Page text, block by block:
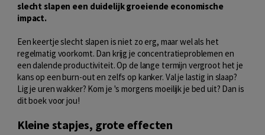
slecht slapen een duidelijk groeiende economische
impact.
Een keertje slecht slapen is niet zo erg, maar wel als het
regelmatig voorkomt. Dan krijg je concentratieproblemen en
een dalende productiviteit. Op de lange termijn vergroot het je
kans op een burn-out en zelfs op kanker. Val je lastig in slaap?
Lig je uren wakker? Kom je 's morgens moeilijk je bed uit? Dan is
dit boek voor jou!
Kleine stapjes, grote effecten